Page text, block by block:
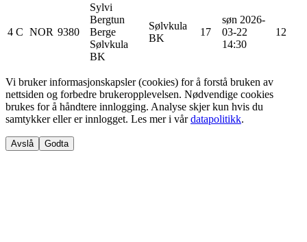
4 C NOR 9380
Sylvi
Bergtun
Berge
Sølvkula
BK
Sølvkula
BK
17
søn 2026-
03-22
14:30
12
Vi bruker informasjonskapsler (cookies) for å forstå bruken av
nettsiden og forbedre brukeropplevelsen. Nødvendige cookies
brukes for å håndtere innlogging. Analyse skjer kun hvis du
samtykker eller er innlogget. Les mer i vår datapolitikk.
Avslå Godta